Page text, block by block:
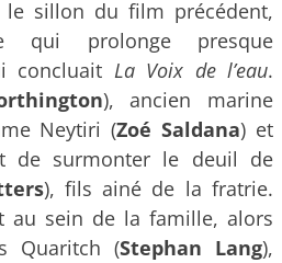
sillon du film précédent,
qui prolonge presque
concluait La Voix de l’eau.
), ancien marine
Neytiri (Zoé Saldana) et
de surmonter le deuil de
), fils ainé de la fratrie.
au sein de la famille, alors
Quaritch (Stephan Lang),